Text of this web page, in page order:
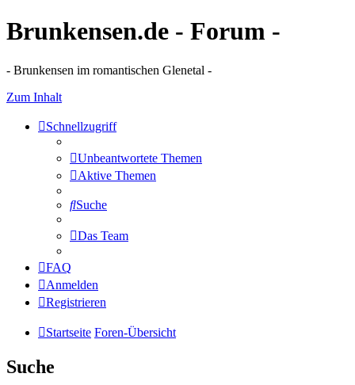
Brunkensen.de - Forum -
- Brunkensen im romantischen Glenetal -
Zum Inhalt
Schnellzugriff
Unbeantwortete Themen
Aktive Themen
Suche
Das Team
FAQ
Anmelden
Registrieren
Startseite Foren-Übersicht
Suche